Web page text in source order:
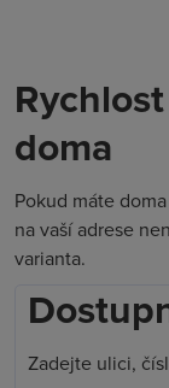
doma
Pokud máte
na vaší adrese
varianta.
Zadejte ulici,